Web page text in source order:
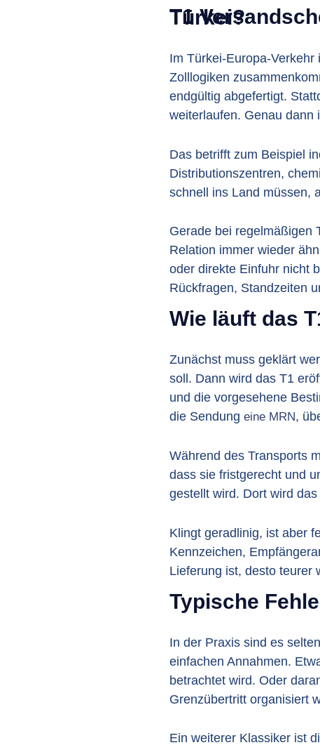
T1 Versandschein wann nötig bei Transporten aus der Türkei?
Im Türkei-Europa-
Zolllogiken
endgültig abgefertigt.
weiterlaufen. Genau dann
Das betrifft zum Beispiel
Distributionszentren,
schnell ins Land müssen,
Gerade bei regelmäßigen
Relation immer wieder
oder direkte Einfuhr nicht
Rückfragen, Standzeiten
Wie läuft das
Zunächst muss geklärt
soll. Dann wird das T1
und die vorgesehene
die Sendung eine MRN,
Während des Transports
dass sie fristgerecht und
gestellt wird. Dort wird
Klingt geradlinig, ist aber
Kennzeichen,
Lieferung ist, desto teurer
Typische
In der Praxis sind es
einfachen Annahmen.
betrachtet wird. Oder
Grenzübertritt organisiert
Ein weiterer Klassiker ist